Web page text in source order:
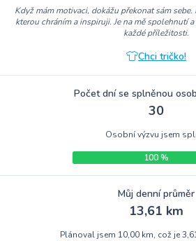
Když mám motivaci, dokážu překonat sám sebe.
kterou chráním a inspiruji. Je na mě spolehnutí
každé příležitosti.
Chci tričko!
Počet dní se splněnou
30
Osobní výzvu jsem
100 %
Můj denní průměr
13,61 km
Plánoval jsem 10,00 km, což je